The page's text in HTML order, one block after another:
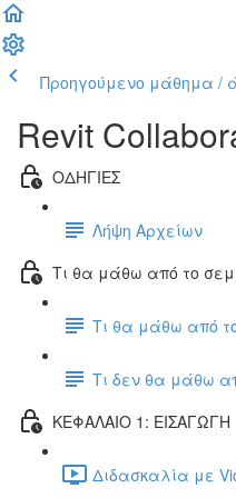
Προηγούμενο μάθημα /
Revit
ΟΔΗΓΙΕΣ
Λήψη Αρχείων
Τι θα μάθω από το
Τι θα μάθω από
Τι δεν θα μάθω
ΚΕΦΑΛΑΙΟ 1: ΕΙΣΑΓΩΓΗ
Διδασκαλία με